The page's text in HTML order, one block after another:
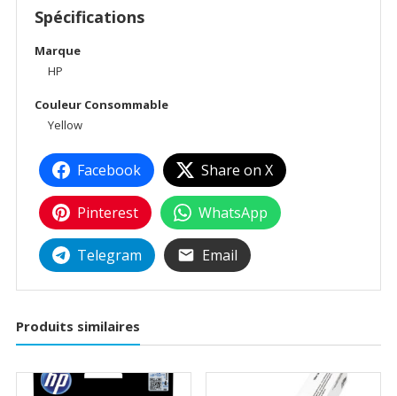
Spécifications
Marque
HP
Couleur Consommable
Yellow
Facebook Share on X
Pinterest WhatsApp
Telegram Email
Produits similaires